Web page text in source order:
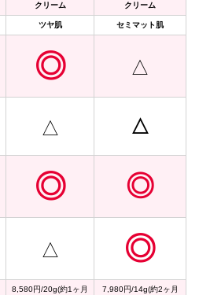
クリーム クリーム
ツヤ肌 セミマット肌
◎ △
△ △
◎ ◎
△ ◎
8,580円/20g(約1ヶ月
7,980円/14g(約2ヶ月